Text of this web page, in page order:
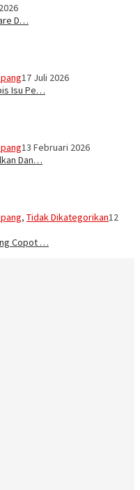
D…
17 Juli 2026
Isu Pe…
13 Februari 2026
Dan…
, Tidak Dikategorikan12
Copot …